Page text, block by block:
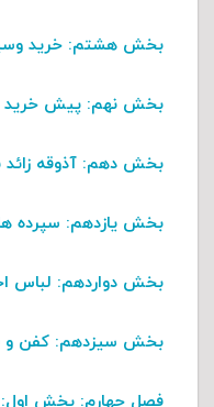
بخش هشتم: خرید
بخش نهم: پیش خرید
بخش دهم: آذوقه
بخش یازدهم: سپرده
بخش دواردهم: لباس
بخش سیزدهم: کفن و
فصل چهارم:بخش اول